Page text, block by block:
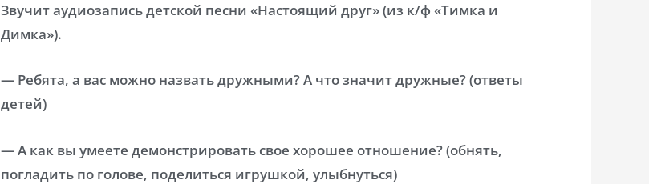
Звучит аудиозапись детской песни «Настоящий друг» (из к/ф «Тимка и
Димка»).
— Ребята, а вас можно назвать дружными? А что значит дружные? (ответы
детей)
— А как вы умеете демонстрировать свое хорошее отношение? (обнять,
погладить по голове, поделиться игрушкой, улыбнуться)